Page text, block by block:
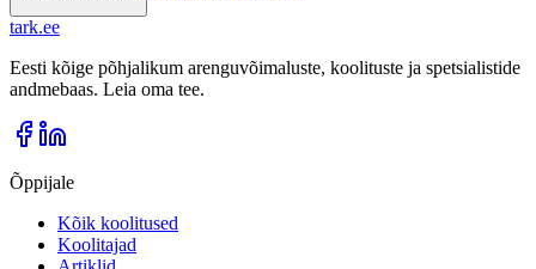
tark.ee
Eesti kõige põhjalikum arenguvõimaluste, koolituste ja spetsialistide
andmebaas. Leia oma tee.
Õppijale
Kõik koolitused
Koolitajad